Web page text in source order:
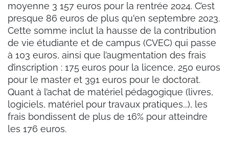
moyenne 3 157 euros pour la rentrée 2024. C’est
presque 86 euros de plus qu'en septembre 2023.
Cette somme inclut la hausse de la contribution
de vie étudiante et de campus (CVEC) qui passe
à 103 euros, ainsi que l’augmentation des frais
d’inscription : 175 euros pour la licence, 250 euros
pour le master et 391 euros pour le doctorat.
Quant à l’achat de matériel pédagogique (livres,
logiciels, matériel pour travaux pratiques...), les
frais bondissent de plus de 16% pour atteindre
les 176 euros.